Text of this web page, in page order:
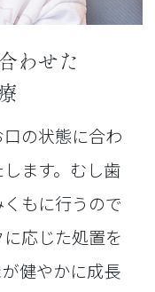
わせた
の状態に合わ
ます。むし歯
もに行うので
応じた処置を
健やかに成長